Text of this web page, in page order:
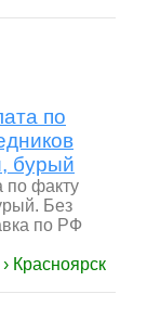
по
бурый
по факту
Без
по РФ
Красноярск